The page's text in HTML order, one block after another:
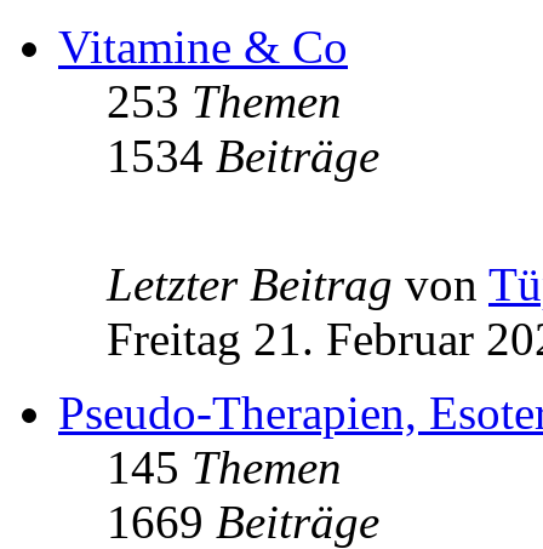
Vitamine & Co
253 Themen
1534 Beiträge
Letzter Beitrag von
Freitag 21. Februar
Pseudo-Therapien,
145 Themen
1669 Beiträge